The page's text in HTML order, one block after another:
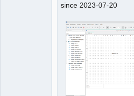
since 2023-07-20